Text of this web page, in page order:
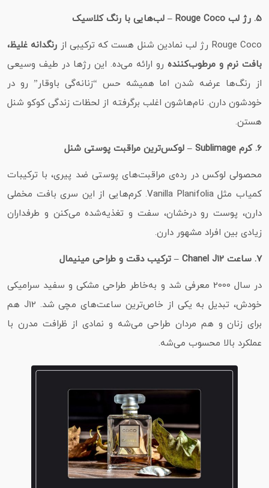
5. رژ لب Rouge Coco – لب‌هایی با رنگ کلاسیک
Rouge Coco رژ لب نمادین شنل هست که ترکیبی از
رنگدانه غلیظ،
بافت نرم و مرطوب‌کننده رو ارائه می‌ده. این رژها در طیف وسیعی
از رنگ‌ها عرضه شدن اما همیشه حس “زنانه‌گی باوقار” رو در
خودشون دارن. نام‌هاشون اغلب برگرفته از لحظات زندگی کوکو شنل
هستن.
6. کرم Sublimage – لوکس‌ترین مراقبت پوستی شنل
محصولی لوکس در رده‌ی مراقبت‌های پوستی ضد پیری، با ترکیبات
کمیاب مثل Vanilla Planifolia. کرم‌هایی از این سری بافت مخملی
دارن، پوست رو درخشان، سفت و تغذیه‌شده می‌کنن و طرفداران
زیادی بین افراد مشهور دارن.
7. ساعت Chanel J12 – ترکیب دقت و طراحی مینیمال
در سال 2000 معرفی شد و به‌خاطر طراحی مشکی و سفید سرامیکی
خودش، تبدیل به یکی از خاص‌ترین ساعت‌های مچی شد. J12 هم
برای زنان و هم مردان طراحی می‌شه و نمادی از ظرافت مدرن با
عملکرد بالا محسوب می‌شه.